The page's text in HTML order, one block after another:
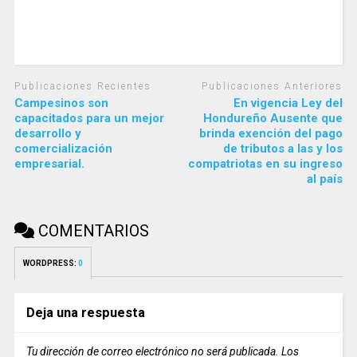
Publicaciones Recientes
Campesinos son
capacitados para un mejor
desarrollo y
comercialización
empresarial.
Publicaciones Anteriores
En vigencia Ley del
Hondureño Ausente que
brinda exención del pago
de tributos a las y los
compatriotas en su ingreso
al país
COMENTARIOS
WORDPRESS: 0
Deja una respuesta
Tu dirección de correo electrónico no será publicada. Los